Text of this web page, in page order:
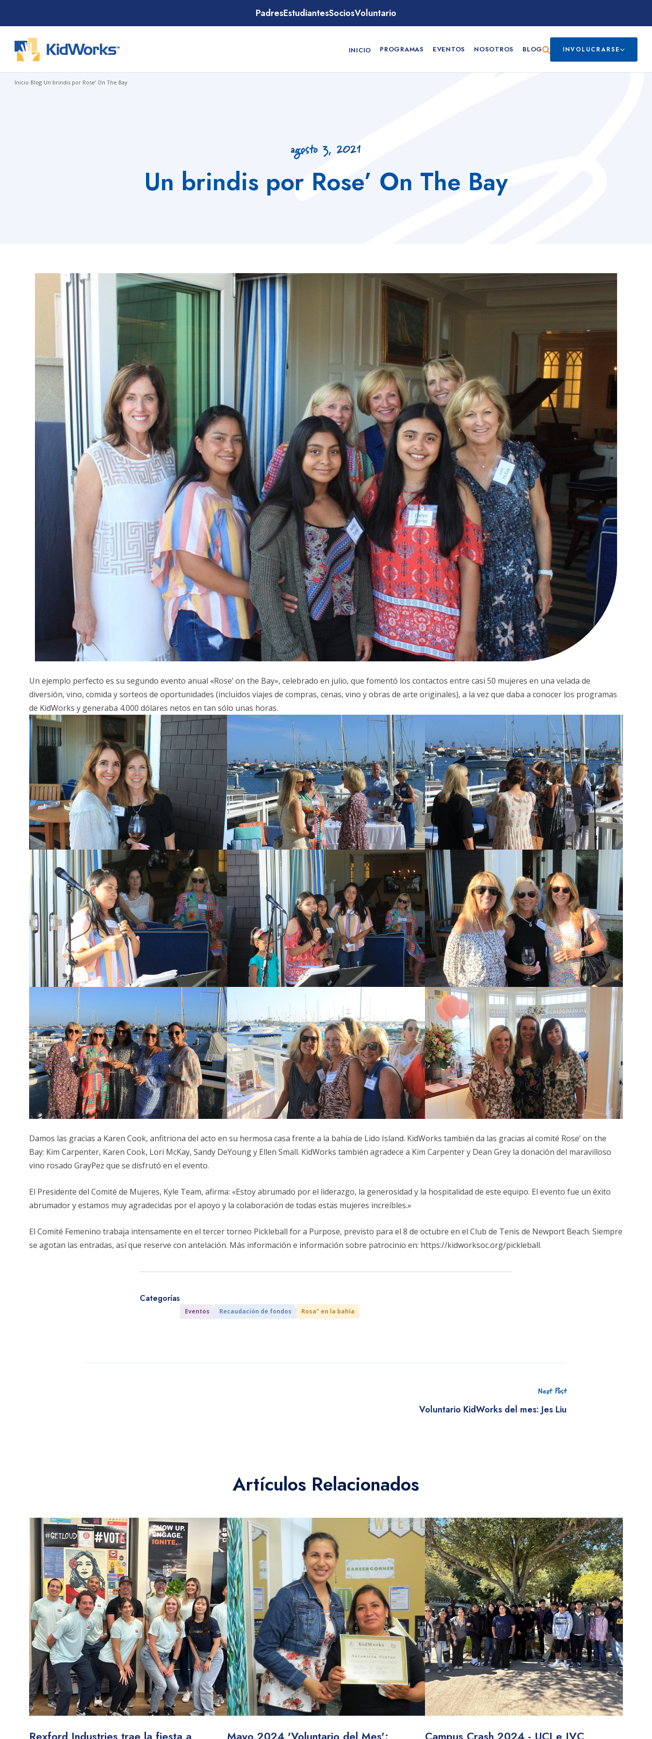
PadresEstudiantesSociosVoluntario
INICIO PROGRAMAS EVENTOS NOSOTROS BLOG INVOLUCRARSE
Inicio/Blog/Un brindis por Rose’ On The Bay
agosto 3, 2021
Un brindis por Rose’ On The Bay
Un ejemplo perfecto es su segundo evento anual «Rose’ on the Bay», celebrado en julio, que fomentó los contactos entre casi 50 mujeres en una velada de
diversión, vino, comida y sorteos de oportunidades (incluidos viajes de compras, cenas, vino y obras de arte originales), a la vez que daba a conocer los programas
de KidWorks y generaba 4.000 dólares netos en tan sólo unas horas.
Damos las gracias a Karen Cook, anfitriona del acto en su hermosa casa frente a la bahía de Lido Island. KidWorks también da las gracias al comité Rose’ on the
Bay: Kim Carpenter, Karen Cook, Lori McKay, Sandy DeYoung y Ellen Small. KidWorks también agradece a Kim Carpenter y Dean Grey la donación del maravilloso
vino rosado GrayPez que se disfrutó en el evento.
El Presidente del Comité de Mujeres, Kyle Team, afirma: «Estoy abrumado por el liderazgo, la generosidad y la hospitalidad de este equipo. El evento fue un éxito
abrumador y estamos muy agradecidas por el apoyo y la colaboración de todas estas mujeres increíbles.»
El Comité Femenino trabaja intensamente en el tercer torneo Pickleball for a Purpose, previsto para el 8 de octubre en el Club de Tenis de Newport Beach. Siempre
se agotan las entradas, así que reserve con antelación. Más información e información sobre patrocinio en: https://kidworksoc.org/pickleball.
Categorías
Eventos Recaudación de fondos Rosa" en la bahía
Next Post
Voluntario KidWorks del mes: Jes Liu
Artículos Relacionados